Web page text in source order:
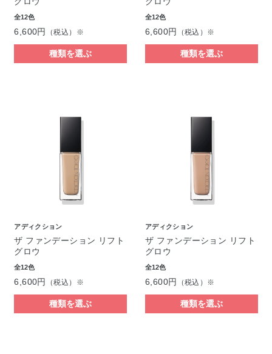
全12色
6,600円 （税込）※
種類を選ぶ
全12色
6,600円 （税込）※
種類を選ぶ
アディクション
ザ ファンデーション リフト
グロウ
全12色
6,600円 （税込）※
種類を選ぶ
アディクション
ザ ファンデーション リフト
グロウ
全12色
6,600円 （税込）※
種類を選ぶ